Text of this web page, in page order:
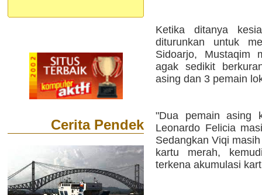
Cerita Pendek
Ketika ditanya
diturunkan untuk
Sidoarjo, Mustaqim
agak sedikit
asing dan 3 pemain
"Dua pemain asing
Leonardo Felicia
Sedangkan Viqi
kartu merah,
terkena akumulasi